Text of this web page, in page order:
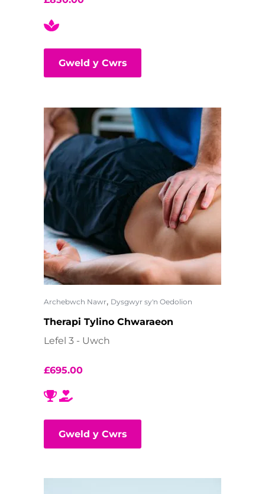
Gweld y Cwrs
Archebwch Nawr, Dysgwyr sy'n Oedolion
Therapi Tylino Chwaraeon
Lefel 3 - Uwch
£695.00
Gweld y Cwrs